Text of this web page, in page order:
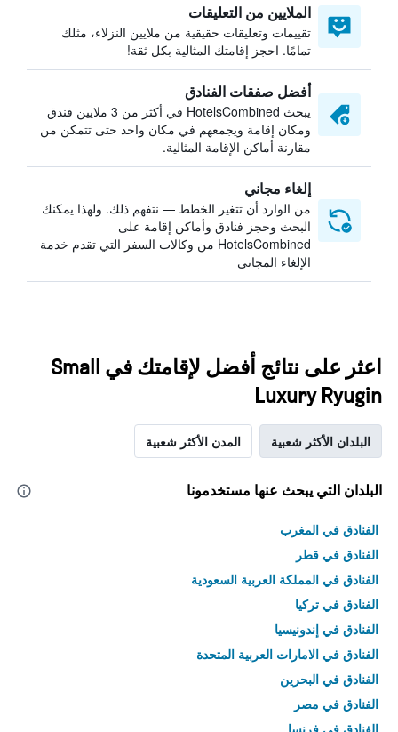
الملايين من التعليقات
تقييمات وتعليقات حقيقية من ملايين النزلاء، مثلك
تمامًا. احجز إقامتك المثالية بكل ثقة!
أفضل صفقات الفنادق
يبحث HotelsCombined في أكثر من 3 ملايين فندق
ومكان إقامة ويجمعهم في مكان واحد حتى تتمكن من
مقارنة أماكن الإقامة المثالية.
إلغاء مجاني
من الوارد أن تتغير الخطط — نتفهم ذلك. ولهذا يمكنك
البحث وحجز فنادق وأماكن إقامة على
HotelsCombined من وكالات السفر التي تقدم خدمة
الإلغاء المجاني
اعثر على نتائج أفضل لإقامتك في Small
Luxury Ryugin
البلدان الأكثر شعبية المدن الأكثر شعبية
البلدان التي يبحث عنها مستخدمونا
الفنادق في المغرب
الفنادق في قطر
الفنادق في المملكة العربية السعودية
الفنادق في تركيا
الفنادق في إندونيسيا
الفنادق في الامارات العربية المتحدة
الفنادق في البحرين
الفنادق في مصر
الفنادق في فرنسا